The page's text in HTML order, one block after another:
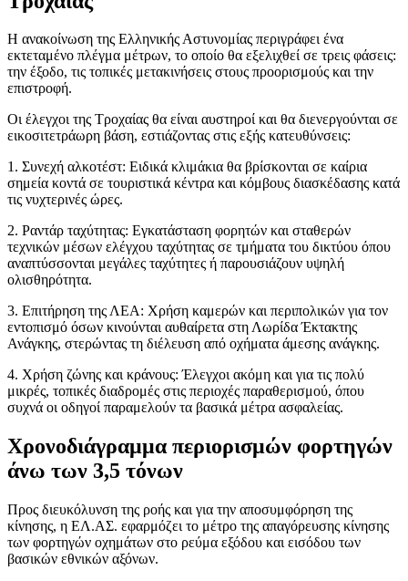
Η ανακοίνωση της Ελληνικής Αστυνομίας περιγράφει ένα
εκτεταμένο πλέγμα μέτρων, το οποίο θα εξελιχθεί σε τρεις φάσεις:
την έξοδο, τις τοπικές μετακινήσεις στους προορισμούς και την
επιστροφή.
Οι έλεγχοι της Τροχαίας θα είναι αυστηροί και θα διενεργούνται σε
εικοσιτετράωρη βάση, εστιάζοντας στις εξής κατευθύνσεις:
1. Συνεχή αλκοτέστ: Ειδικά κλιμάκια θα βρίσκονται σε καίρια
σημεία κοντά σε τουριστικά κέντρα και κόμβους διασκέδασης κατά
τις νυχτερινές ώρες.
2. Ραντάρ ταχύτητας: Εγκατάσταση φορητών και σταθερών
τεχνικών μέσων ελέγχου ταχύτητας σε τμήματα του δικτύου όπου
αναπτύσσονται μεγάλες ταχύτητες ή παρουσιάζουν υψηλή
ολισθηρότητα.
3. Επιτήρηση της ΛΕΑ: Χρήση καμερών και περιπολικών για τον
εντοπισμό όσων κινούνται αυθαίρετα στη Λωρίδα Έκτακτης
Ανάγκης, στερώντας τη διέλευση από οχήματα άμεσης ανάγκης.
4. Χρήση ζώνης και κράνους: Έλεγχοι ακόμη και για τις πολύ
μικρές, τοπικές διαδρομές στις περιοχές παραθερισμού, όπου
συχνά οι οδηγοί παραμελούν τα βασικά μέτρα ασφαλείας.
Χρονοδιάγραμμα περιορισμών φορτηγών
άνω των 3,5 τόνων
Προς διευκόλυνση της ροής και για την αποσυμφόρηση της
κίνησης, η ΕΛ.ΑΣ. εφαρμόζει το μέτρο της απαγόρευσης κίνησης
των φορτηγών οχημάτων στο ρεύμα εξόδου και εισόδου των
βασικών εθνικών αξόνων.